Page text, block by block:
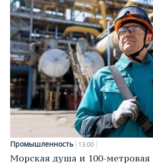
Промышленность 13:00
Морская душа и 100-метровая